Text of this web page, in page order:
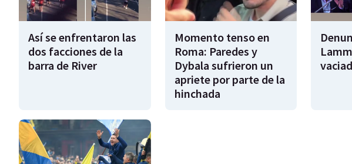
Así se enfrentaron las
dos facciones de la
barra de River
Momento tenso en
Roma: Paredes y
Dybala sufrieron un
apriete por parte de la
hinchada